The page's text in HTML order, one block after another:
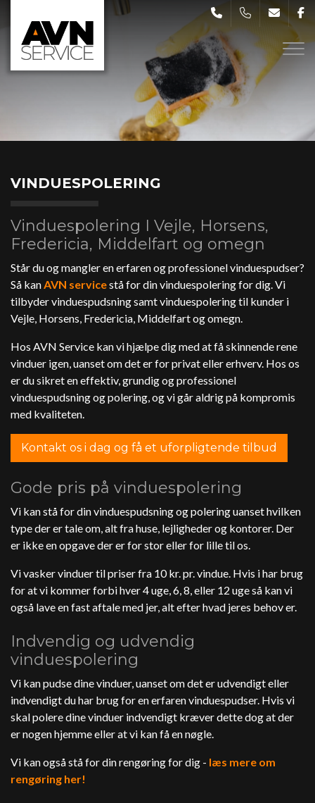
hovedindhold
VINDUESPOLERING
Vinduespolering I Vejle, Horsens,
Fredericia, Middelfart og omegn
Står du og mangler en erfaren og professionel vinduespudser?
Så kanAVN servicestå for din vinduespolering for dig. Vi
tilbyder vinduespudsning samt vinduespolering til kunder i
Vejle, Horsens, Fredericia, Middelfart og omegn.
Hos AVN Service kan vi hjælpe dig med at få skinnende rene
vinduer igen, uanset om det er for privat eller erhverv. Hos os
er du sikret en effektiv, grundig og professionel
vinduespudsning og polering, og vi går aldrig på kompromis
med kvaliteten.
Kontakt os i dag og få et uforpligtende tilbud
Gode pris på vinduespolering
Vi kan stå for din vinduespudsning og polering uanset hvilken
type der er tale om, alt fra huse, lejligheder og kontorer. Der
er ikke en opgave der er for stor eller for lille til os.
Vi vasker vinduer til priser fra 10 kr. pr. vindue. Hvis i har brug
for at vi kommer forbi hver 4 uge, 6, 8, eller 12 uge så kan vi
også lave en fast aftale med jer, alt efter hvad jeres behov er.
Indvendig og udvendig
vinduespolering
Vi kan pudse dine vinduer, uanset om det er udvendigt eller
indvendigt du har brug for en erfaren vinduespudser. Hvis vi
skal polere dine vinduer indvendigt kræver dette dog at der
er nogen hjemme eller at vi kan få en nøgle.
Vi kan også stå for din rengøring for dig - læs mere om
rengøring her!